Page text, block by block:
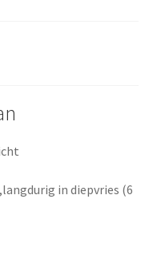
in diepvries (6